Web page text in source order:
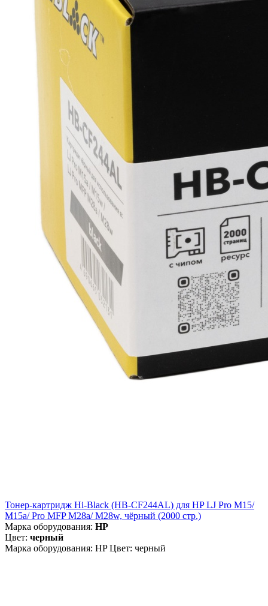
Тонер-картридж Hi-Black (HB-CF244AL) для HP LJ Pro M15/
M15a/ Pro MFP M28a/ M28w, чёрный (2000 стр.)
Марка оборудования: HP
Цвет: черный
Марка оборудования: HP Цвет: черный